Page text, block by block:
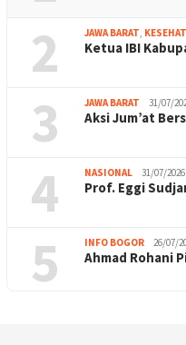
2 JAWA BARAT,
Ketua IBI
3 JAWA BARAT 31/07/
Aksi Jum’at
4 NASIONAL 31/07/2026
Prof. Eggi
5 INFO BOGOR 26/07/
Ahmad Rohani